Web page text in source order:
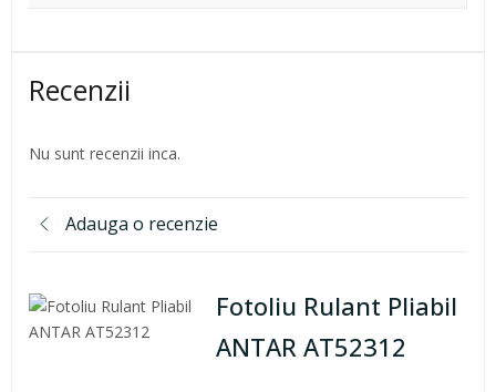
Recenzii
Nu sunt recenzii inca.
Adauga o recenzie
Fotoliu Rulant Pliabil
ANTAR AT52312